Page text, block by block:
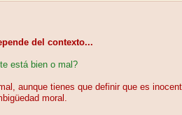
del contexto...
está bien o mal?
aunque tienes que definir que es
moral.